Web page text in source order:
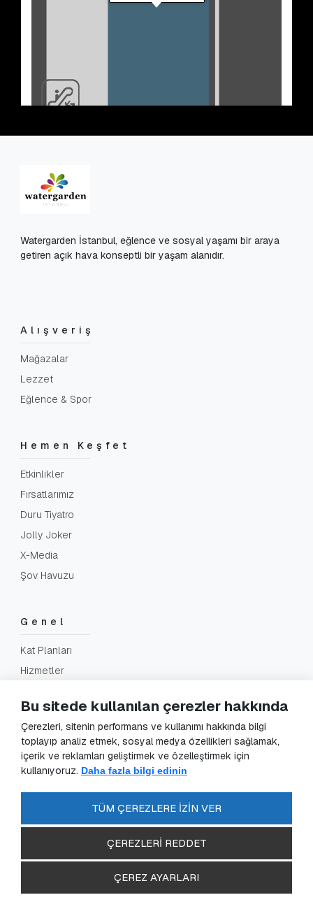
Watergarden İstanbul, eğlence ve sosyal yaşamı bir araya
getiren açık hava konseptli bir yaşam alanıdır.
Alışveriş
Mağazalar
Lezzet
Eğlence & Spor
Hemen Keşfet
Etkinlikler
Fırsatlarımız
Duru Tiyatro
Jolly Joker
X-Media
Şov Havuzu
Genel
Kat Planları
Hizmetler
İletişim
Yasal
KVKK Aydınlatma Metni
Gizlilik Sözleşmesi
Bu sitede kullanılan çerezler hakkında
Çerezleri, sitenin performans ve kullanımı hakkında bilgi
toplayıp analiz etmek, sosyal medya özellikleri sağlamak,
içerik ve reklamları geliştirmek ve özelleştirmek için
kullanıyoruz. Daha fazla bilgi edinin
TÜM ÇEREZLERE İZİN VER
ÇEREZLERİ REDDET
ÇEREZ AYARLARI